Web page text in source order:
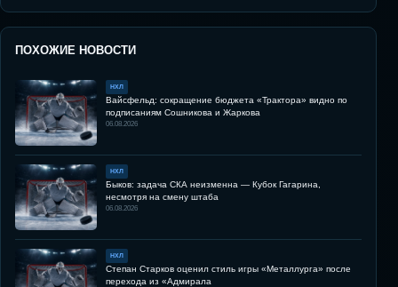
ПОХОЖИЕ НОВОСТИ
НХЛ
Вайсфельд: сокращение бюджета «Трактора» видно по
подписаниям Сошникова и Жаркова
06.08.2026
НХЛ
Быков: задача СКА неизменна — Кубок Гагарина,
несмотря на смену штаба
06.08.2026
НХЛ
Степан Старков оценил стиль игры «Металлурга» после
перехода из «Адмирала